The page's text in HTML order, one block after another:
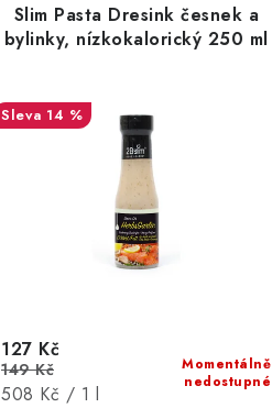
Slim Pasta Dresink česnek a
bylinky, nízkokalorický 250 ml
14 %
Momentálně
nedostupné
127 Kč
149 Kč
Měrná
508 Kč / 1 l